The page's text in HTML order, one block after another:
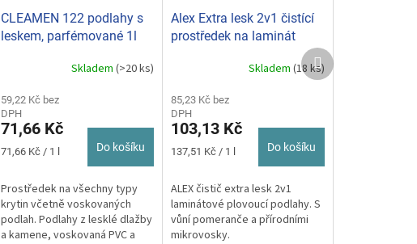
CLEAMEN 122 podlahy s
leskem, parfémované 1l
produktu
je
5,0
z
Skladem(>20 ks)
59,22 Kč bez
DPH
71,66 Kč
Měrná
71,66 Kč / 1 l Do košíku
Prostředek na všechny typy
krytin včetně voskovaných
podlah. Podlahy z lesklé dlažby
a kamene, voskovaná PVC a
Alex Extra lesk 2v1 čistící
prostředek na laminát
Skladem (18 ks)
85,23 Kč bez
DPH
103,13 Kč
Měrná
137,51 Kč / 1 l Do košíku
ALEX čistič extra lesk 2v1
laminátové plovoucí podlahy. S
vůní pomeranče a přírodními
mikrovosky.
Další
produkt